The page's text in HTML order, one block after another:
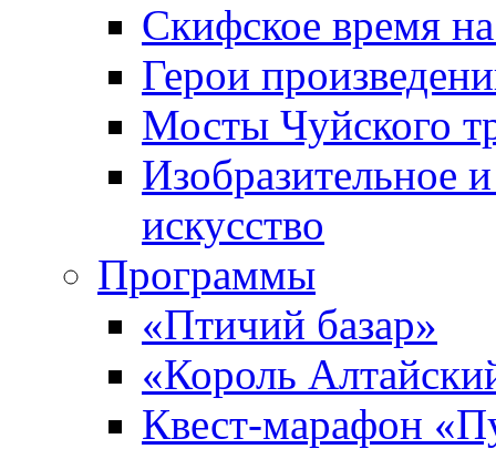
Скифское время
Герои
Мосты Чуйского
Изобразительное
искусство
Прoграммы
«Птичий базар»
«Король
Квест-марафон